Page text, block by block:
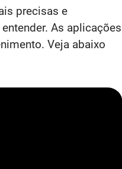
precisas e
As aplicações
Veja abaixo